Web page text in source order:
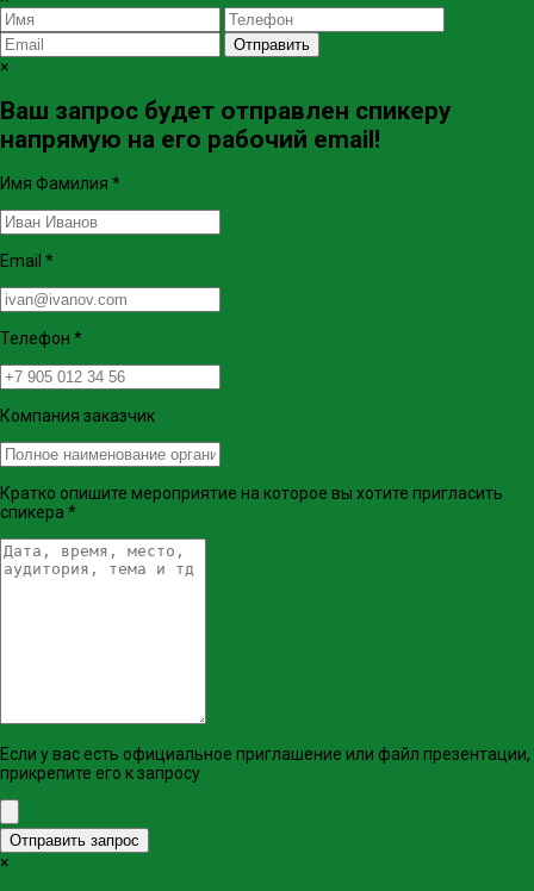
Отправить
×
Ваш запрос будет отправлен спикеру
напрямую на его рабочий email!
Имя Фамилия *
Email *
Телефон *
Компания заказчик
Кратко опишите мероприятие на которое вы хотите пригласить
спикера *
Если у вас есть официальное приглашение или файл презентации,
прикрепите его к запросу
Отправить запрос
×